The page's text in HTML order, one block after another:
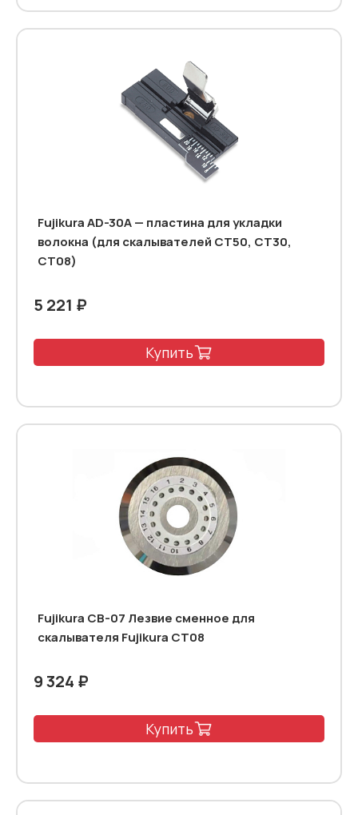
Fujikura AD-30A — пластина для укладки
волокна (для скалывателей CT50, CT30,
CT08)
5 221 ₽
Купить
Fujikura CB-07 Лезвие сменное для
скалывателя Fujikura CT08
9 324 ₽
Купить